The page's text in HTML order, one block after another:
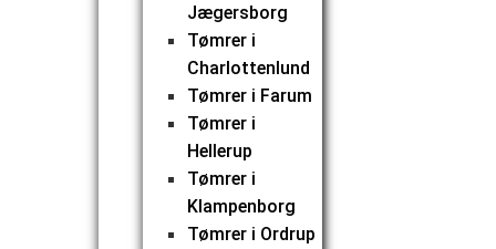
Jægersborg
Tømrer i
Charlottenlund
Tømrer i Farum
Tømrer i
Hellerup
Tømrer i
Klampenborg
Tømrer i Ordrup